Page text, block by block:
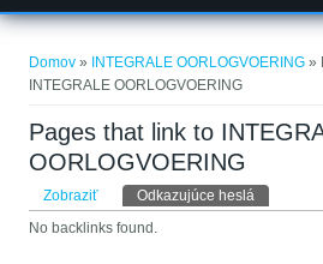
Domov » INTEGRALE OORLOGVOERING »
INTEGRALE OORLOGVOERING
Pages that link to
OORLOGVOERING
Primárne karty
Zobraziť Odkazujúce heslá
No backlinks found.